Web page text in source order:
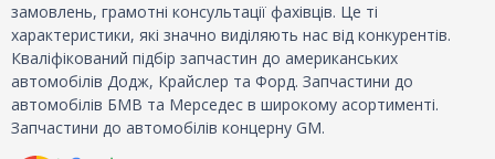
замовлень, грамотні консультації фахівців. Це ті
характеристики, які значно виділяють нас від конкурентів.
Кваліфікований підбір запчастин до американських
автомобілів Додж, Крайслер та Форд. Запчастини до
автомобілів БМВ та Мерседес в широкому асортименті.
Запчастини до автомобілів концерну GM.